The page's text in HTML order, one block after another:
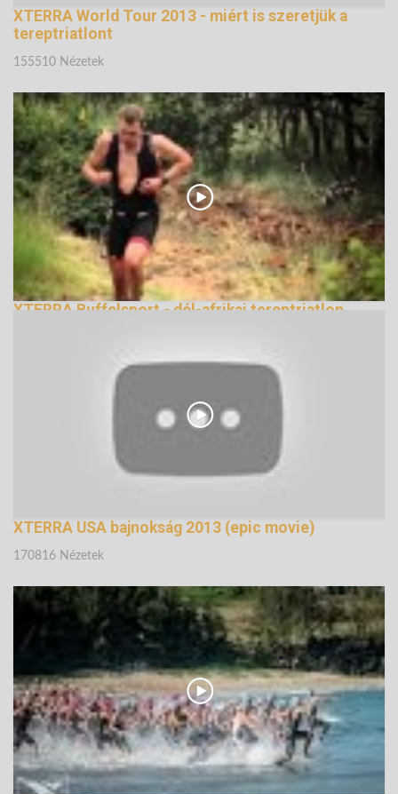
XTERRA World Tour 2013 - miért is szeretjük a
tereptriatlont
155510 Nézetek
XTERRA Buffelsport - dél-afrikai tereptriatlon
XTERRA USA bajnokság 2013 (epic movie)
170816 Nézetek